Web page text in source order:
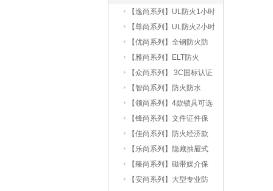
季节的火灾发生率比夏秋季节
【逸尚系列】UL防火1小时
【尊尚系列】UL防火2小时
【优尚系列】全钢防火防
盗
【雅尚系列】ELT防火
【众尚系列】 3C国标认证
【智尚系列】防火防水
【领尚系列】4款锁具可选
【锋尚系列】文件证件保
护
【佳尚系列】防火经济款
【乐尚系列】隐藏抽屉式
【臻尚系列】磁带媒介保
护
【安尚系列】大型专业防